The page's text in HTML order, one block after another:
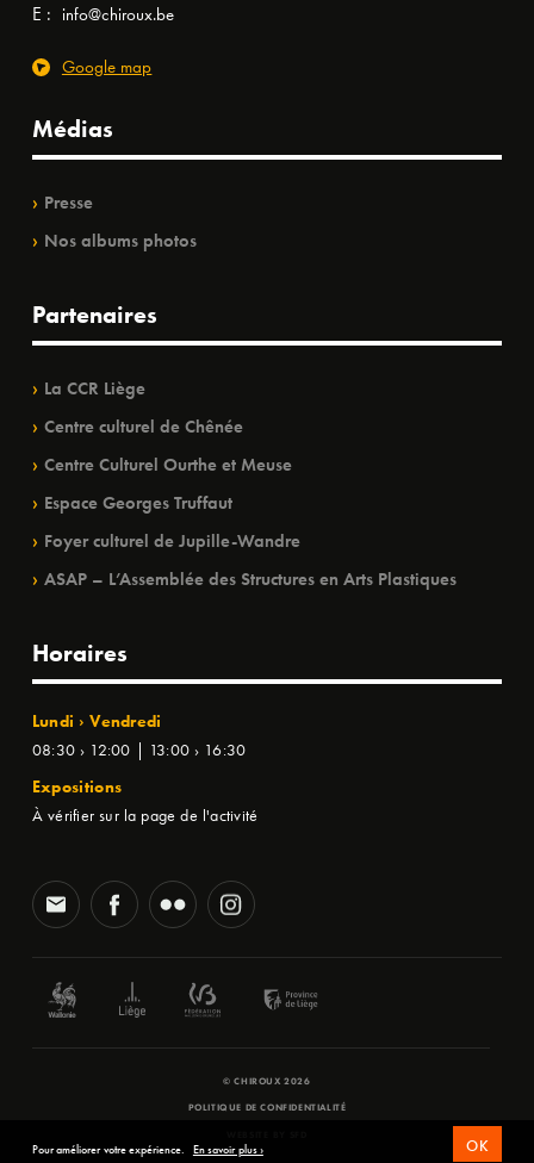
E : info@chiroux.be
Google map
Médias
Presse
Nos albums photos
Partenaires
La CCR Liège
Centre culturel de Chênée
Centre Culturel Ourthe et Meuse
Espace Georges Truffaut
Foyer culturel de Jupille-Wandre
ASAP – L’Assemblée des Structures en Arts Plastiques
Horaires
Lundi › Vendredi
08:30 › 12:00 | 13:00 › 16:30
Expositions
À vérifier sur la page de l'activité
© CHIROUX 2026
POLITIQUE DE CONFIDENTIALITÉ
Pour améliorer votre expérience. En savoir plus › OK